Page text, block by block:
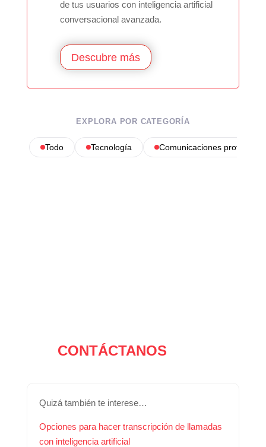
de tus usuarios con inteligencia artificial
conversacional avanzada.
Descubre más
EXPLORA POR CATEGORÍA
Todo Tecnología Comunicaciones
CONTÁCTANOS
Quizá también te interese…
Opciones para hacer transcripción de llamadas
con inteligencia artificial